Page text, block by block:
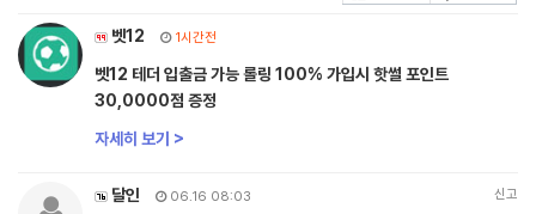
벳12 1시간전
벳12 테더 입출금 가능 롤링 100% 가입시 핫썰 포인트
30,0000점 증정
자세히 보기 >
달인 06.16 08:03 신고